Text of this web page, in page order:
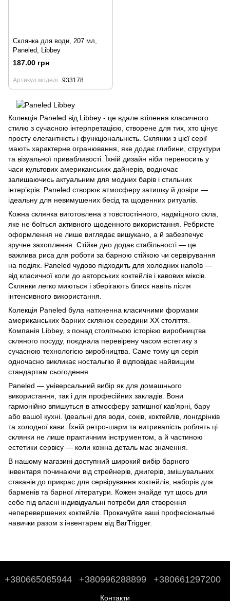
Склянка для води, 207 мл,
Paneled, Libbey
187.00 грн
Артикул моделі 933178
Колекція Paneled від Libbey - це вдале втілення класичного
стилю з сучасною інтерпретацією, створене для тих, хто цінує
просту елегантність і функціональність. Склянки з цієї серії
мають характерне огранювання, яке додає глибини, структури
та візуальної привабливості. Їхній дизайн ніби переносить у
часи культових американських дайнерів, водночас
залишаючись актуальним для модних барів і стильних
інтер’єрів. Paneled створює атмосферу затишку й довіри —
ідеальну для невимушених бесід та щоденних ритуалів.
Кожна склянка виготовлена з товстостінного, надміцного скла,
яке не боїться активного щоденного використання. Ребристе
оформлення не лише виглядає вишукано, а й забезпечує
зручне захоплення. Стійке дно додає стабільності — це
важлива риса для роботи за барною стійкою чи сервірування
на подіях. Paneled чудово підходить для холодних напоїв —
від класичної коли до авторських коктейлів і кавових міксів.
Склянки легко миються і зберігають блиск навіть після
інтенсивного використання.
Колекція Paneled була натхненна класичними формами
американських барних склянок середини XX століття.
Компанія Libbey, з понад столітньою історією виробництва
скляного посуду, поєднала перевірену часом естетику з
сучасною технологією виробництва. Саме тому ця серія
одночасно викликає ностальгію й відповідає найвищим
стандартам сьогодення.
Paneled — універсальний вибір як для домашнього
використання, так і для професійних закладів. Вони
гармонійно впишуться в атмосферу затишної кавʼярні, бару
або вашої кухні. Ідеальні для води, соків, коктейлів, лонгдрінків
та холодної кави. Їхній ретро-шарм та витривалість роблять ці
склянки не лише практичним інструментом, а й частиною
естетики сервісу — коли кожна деталь має значення.
В нашому магазині доступний широкий вибір барного
інвентаря починаючи від стрейнерів, джигерів, змішувальних
стаканів до прикрас для сервірування коктейлів, наборів для
барменів та барної літератури. Кожен знайде тут щось для
себе під власні індивідуальні потреби для створення
неперевершених коктейлів. Прокачуйте ваші професіональні
навички разом з інвентарем від BarTrigger.
+380665085944 +380996288899 +380661297200
Контакти